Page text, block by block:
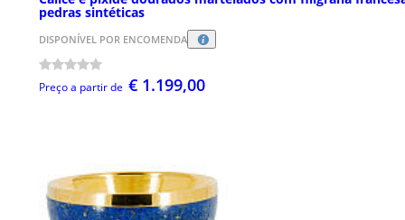
pedras sintéticas
DISPONÍVEL POR ENCOMENDA
Preço a partir de € 1.199,00